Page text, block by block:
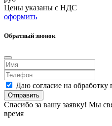
Цены указаны с НДС
оформить
Обратный звонок
Даю согласие на
Отправить
Спасибо за вашу заявку! Мы
время